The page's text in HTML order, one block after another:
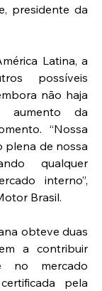
presidente da
Latina, a
possíveis
não haja
aumento da
“Nossa
plena de nossa
qualquer
interno”,
Brasil.
obteve duas
a contribuir
no mercado
pela